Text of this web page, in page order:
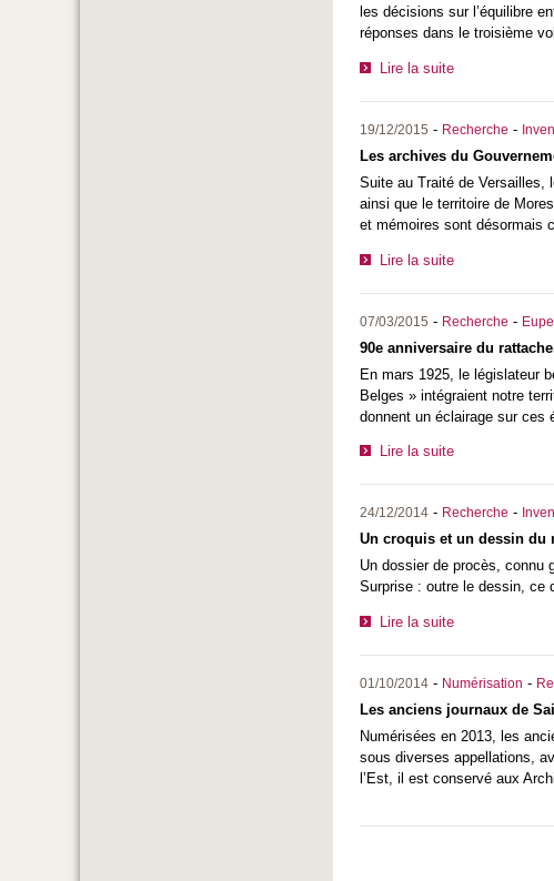
les décisions sur l’équilibre
réponses dans le troisième
Lire la suite
19/12/2015 - Recherche -
Les archives du
Suite au Traité de Versailles,
ainsi que le territoire de
et mémoires sont désormais
Lire la suite
07/03/2015 - Recherche -
90e anniversaire du
En mars 1925, le législateur
Belges » intégraient notre
donnent un éclairage sur ces
Lire la suite
24/12/2014 - Recherche -
Un croquis et un dessin du
Un dossier de procès, connu
Surprise : outre le dessin, ce
Lire la suite
01/10/2014 - Numérisation -
Les anciens journaux de
Numérisées en 2013, les
sous diverses appellations,
l’Est, il est conservé aux